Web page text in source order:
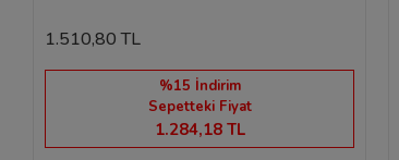
1.510,80 TL
%15 İndirim
Sepetteki Fiyat
1.284,18 TL